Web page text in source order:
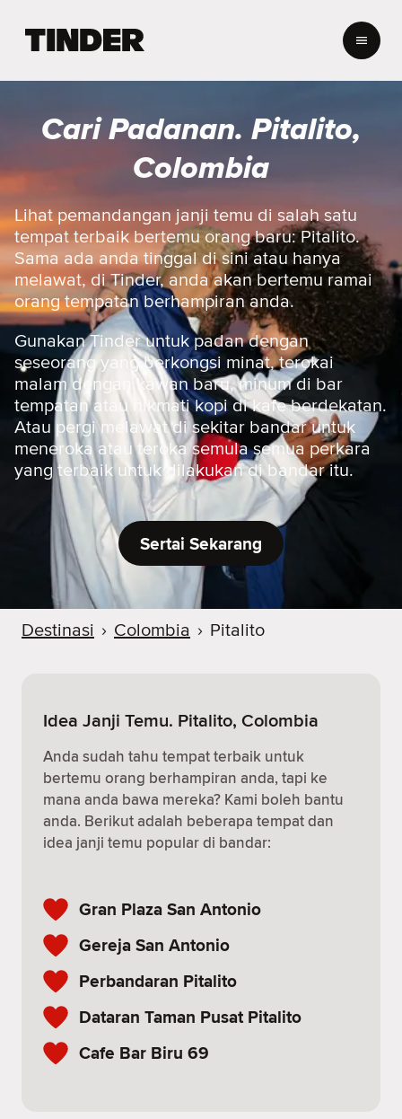
a
U
a
m
a
T
i
n
d
e
r
Cari Padanan. Pitalito,
Colombia
Lihat pemandangan janji temu di salah satu
tempat terbaik bertemu orang baru: Pitalito.
Sama ada anda tinggal di sini atau hanya
melawat, di Tinder, anda akan bertemu ramai
orang tempatan berhampiran anda.
Gunakan Tinder untuk padan dengan
seseorang yang berkongsi minat, terokai
malam dengan kawan baru, minum di bar
tempatan atau nikmati kopi di kafe berdekatan.
Atau pergi melawat di sekitar bandar untuk
meneroka atau teroka semula semua perkara
yang terbaik untuk dilakukan di bandar itu.
Sertai Sekarang
Destinasi › Colombia › Pitalito
Idea Janji Temu. Pitalito, Colombia
Anda sudah tahu tempat terbaik untuk
bertemu orang berhampiran anda, tapi ke
mana anda bawa mereka? Kami boleh bantu
anda. Berikut adalah beberapa tempat dan
idea janji temu popular di bandar:
Gran Plaza San Antonio
Gereja San Antonio
Perbandaran Pitalito
Dataran Taman Pusat Pitalito
Cafe Bar Biru 69